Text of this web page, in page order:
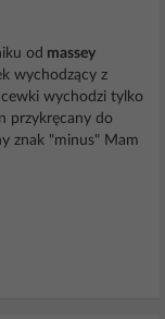
od massey
wychodzący z
wychodzi tylko
przykręcany do
znak "minus" Mam